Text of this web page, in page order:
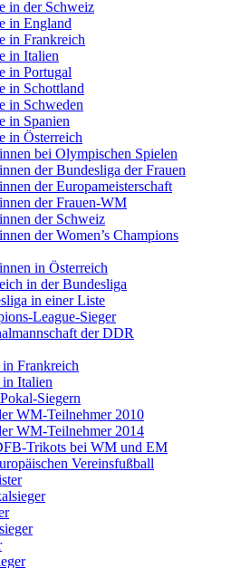
in der Schweiz
in England
in Frankreich
in Italien
in Portugal
in Schottland
in Schweden
in Spanien
in Österreich
bei Olympischen Spielen
der Bundesliga der Frauen
der Europameisterschaft
der Frauen-WM
der Schweiz
der Women’s Champions
in Österreich
in der Bundesliga
in einer Liste
League-Sieger
der DDR
in Frankreich
in Italien
Siegern
WM-Teilnehmer 2010
WM-Teilnehmer 2014
Trikots bei WM und EM
Vereinsfußball